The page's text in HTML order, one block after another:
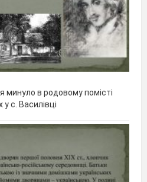
минуло в родовому помісті
с. Василівці